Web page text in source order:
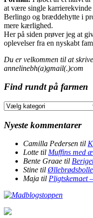
at være single
Berlingo og bræddehytte i
mere kærlighed.
Her på siden prøver jeg at
oplevelser fra en nyskabt
Du er velkommen til at
annelinebh(a)gmail(.)com
Find rundt på farmen
Find
på
farmen
Nyeste kommentarer
Camilla Pedersen til
Lotte til Muffins med
Bente Graae til
Stine til
Maja til Pligtskemaet